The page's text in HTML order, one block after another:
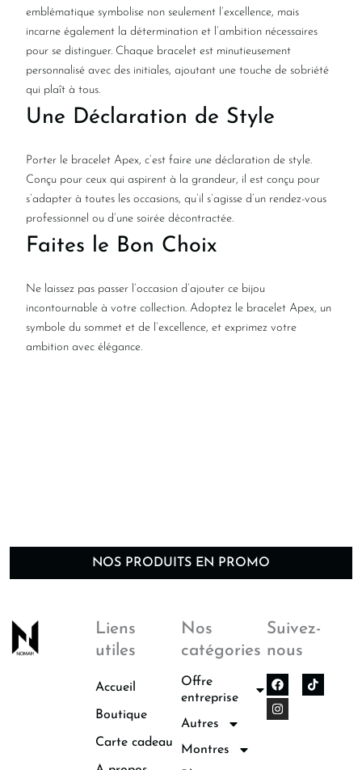
emblématique symbolise non seulement l’excellence, mais
incarne également la détermination et l’ambition nécessaires
pour se distinguer. Chaque bracelet est minutieusement
personnalisé avec des initiales, ajoutant une touche de sobriété
qui plaît à tous.
Une Déclaration de Style
Porter le bracelet Apex, c’est faire une déclaration de style.
Conçu pour ceux qui aspirent à la grandeur, il est conçu pour
s’adapter à toutes les occasions, qu’il s’agisse d’un rendez-vous
professionnel ou d’une soirée décontractée.
Faites le Bon Choix
Ne laissez pas passer l’occasion d’ajouter ce bijou
incontournable à votre collection. Adoptez le bracelet Apex, un
symbole du sommet et de l’excellence, et exprimez votre
ambition avec élégance.
NOS PRODUITS EN PROMO
Liens
utiles
Accueil
Boutique
Carte cadeau
Nos
catégories
Offre
entreprise
Autres
Montres
Suivez-
nous
F
a
c
e
I
n
s
t